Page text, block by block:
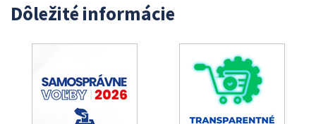
Dôležité informácie